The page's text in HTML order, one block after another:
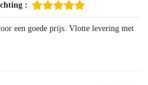
:
een goede prijs. Vlotte levering met